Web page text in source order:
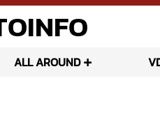
ALL AROUND